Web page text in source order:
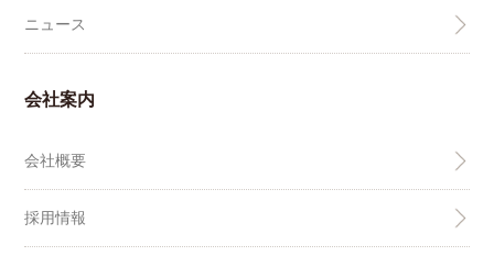
ニュース
会社案内
会社概要
採用情報